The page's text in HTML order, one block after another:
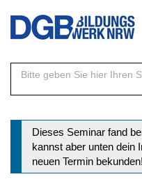
Direkt
Inhalt
Statusmeldung
Dieses Seminar fand
kannst aber unten dein
neuen Termin bekunden!